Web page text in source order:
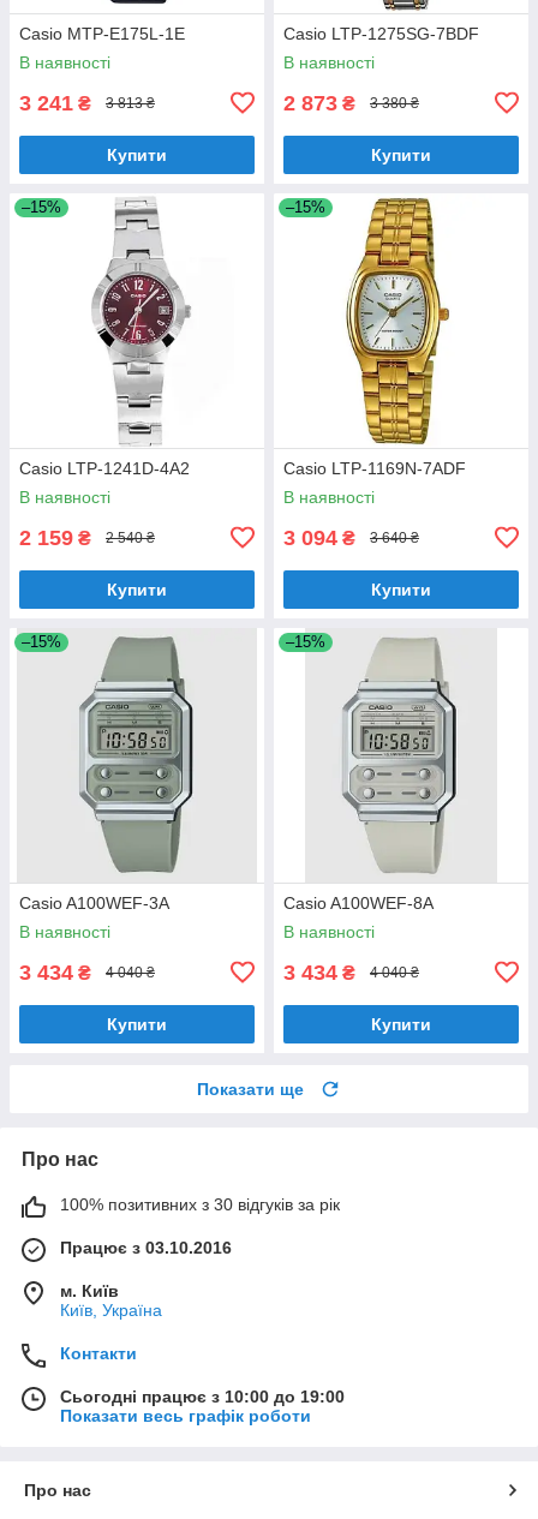
Casio MTP-E175L-1E
В наявності
3 241 ₴ 3 813 ₴
Купити
Casio LTP-1275SG-7BDF
В наявності
2 873 ₴ 3 380 ₴
Купити
–15%
Casio LTP-1241D-4A2
В наявності
2 159 ₴ 2 540 ₴
Купити
–15%
Casio LTP-1169N-7ADF
В наявності
3 094 ₴ 3 640 ₴
Купити
–15%
Casio A100WEF-3A
В наявності
3 434 ₴ 4 040 ₴
Купити
–15%
Casio A100WEF-8A
В наявності
3 434 ₴ 4 040 ₴
Купити
Показати ще
Про нас
100% позитивних з 30 відгуків за рік
Працює з 03.10.2016
м. Київ
Київ, Україна
Контакти
Сьогодні працює з 10:00 до 19:00
Показати весь графік роботи
Про нас